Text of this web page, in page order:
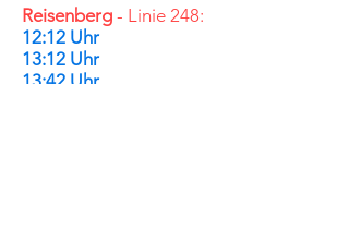
Reisenberg - Linie 248:
12:12 Uhr
13:12 Uhr
13:42 Uhr